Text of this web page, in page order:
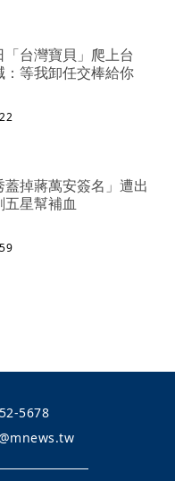
「台灣寶貝」爬上台
：等我卸任交棒給你
掉蔣萬安簽名」遭出
星幫補血
5678